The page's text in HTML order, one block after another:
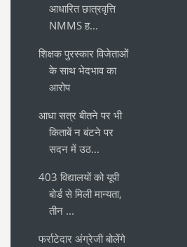
आधारित छात्रवृत्ति
NMMS ह...
शिक्षक पुरस्कार विजेताओं
के साथ भेदभाव का
आरोप
आधा सत्र बीतने पर भी
किताबें न बंटने पर
सदन में उठ...
403 विद्यालयों को यूपी
बोर्ड से मिली मान्यता,
तीन ...
फर्राटेदार अंग्रेजी बोलेंगे